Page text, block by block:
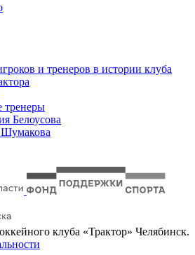
и тренеров в истории клуба
тренеры
Белоусова
клуба «Трактор» Челябинск.